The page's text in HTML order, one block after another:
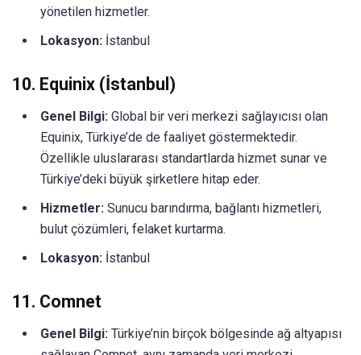
yönetilen hizmetler.
Lokasyon: İstanbul
10. Equinix (İstanbul)
Genel Bilgi: Global bir veri merkezi sağlayıcısı olan
Equinix, Türkiye’de de faaliyet göstermektedir.
Özellikle uluslararası standartlarda hizmet sunar ve
Türkiye’deki büyük şirketlere hitap eder.
Hizmetler: Sunucu barındırma, bağlantı hizmetleri,
bulut çözümleri, felaket kurtarma.
Lokasyon: İstanbul
11. Comnet
Genel Bilgi: Türkiye’nin birçok bölgesinde ağ altyapısı